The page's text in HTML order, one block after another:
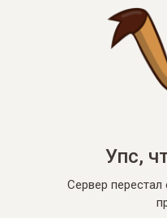
Упс,
Сервер